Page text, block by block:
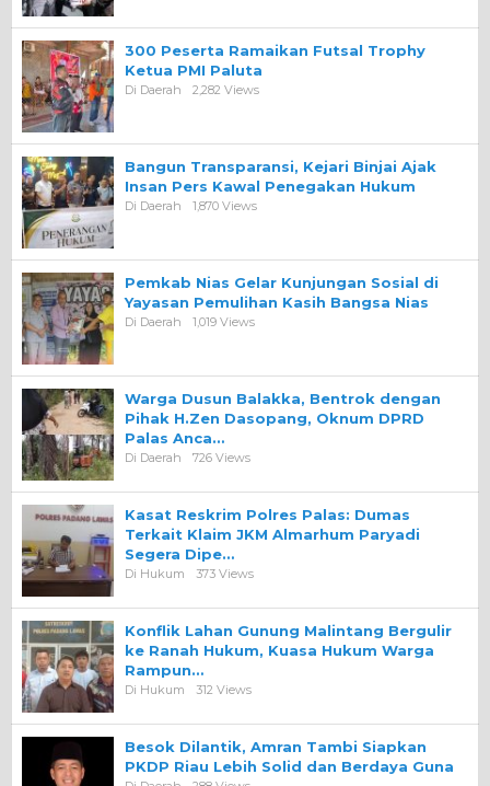
300 Peserta Ramaikan Futsal Trophy
Ketua PMI Paluta
Di Daerah 2,282 Views
Bangun Transparansi, Kejari Binjai Ajak
Insan Pers Kawal Penegakan Hukum
Di Daerah 1,870 Views
Pemkab Nias Gelar Kunjungan Sosial di
Yayasan Pemulihan Kasih Bangsa Nias
Di Daerah 1,019 Views
Warga Dusun Balakka, Bentrok dengan
Pihak H.Zen Dasopang, Oknum DPRD
Palas Anca…
Di Daerah 726 Views
Kasat Reskrim Polres Palas: Dumas
Terkait Klaim JKM Almarhum Paryadi
Segera Dipe…
Di Hukum 373 Views
Konflik Lahan Gunung Malintang Bergulir
ke Ranah Hukum, Kuasa Hukum Warga
Rampun…
Di Hukum 312 Views
Besok Dilantik, Amran Tambi Siapkan
PKDP Riau Lebih Solid dan Berdaya Guna